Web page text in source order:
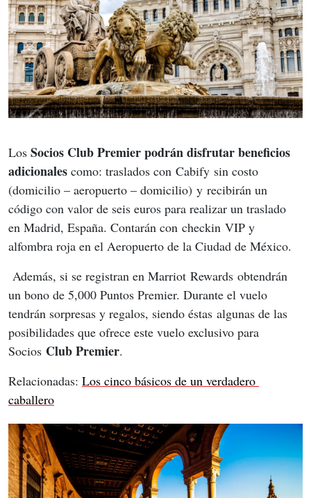
Los Socios Club Premier podrán disfrutar beneficios
adicionales como: traslados con Cabify sin costo
(domicilio – aeropuerto – domicilio) y recibirán un
código con valor de seis euros para realizar un traslado
en Madrid, España. Contarán con checkin VIP y
alfombra roja en el Aeropuerto de la Ciudad de México.
Además, si se registran en Marriot Rewards obtendrán
un bono de 5,000 Puntos Premier. Durante el vuelo
tendrán sorpresas y regalos, siendo éstas algunas de las
posibilidades que ofrece este vuelo exclusivo para
Socios Club Premier.
Relacionadas: Los cinco básicos de un verdadero
caballero